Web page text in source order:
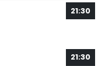
21:30
21:30